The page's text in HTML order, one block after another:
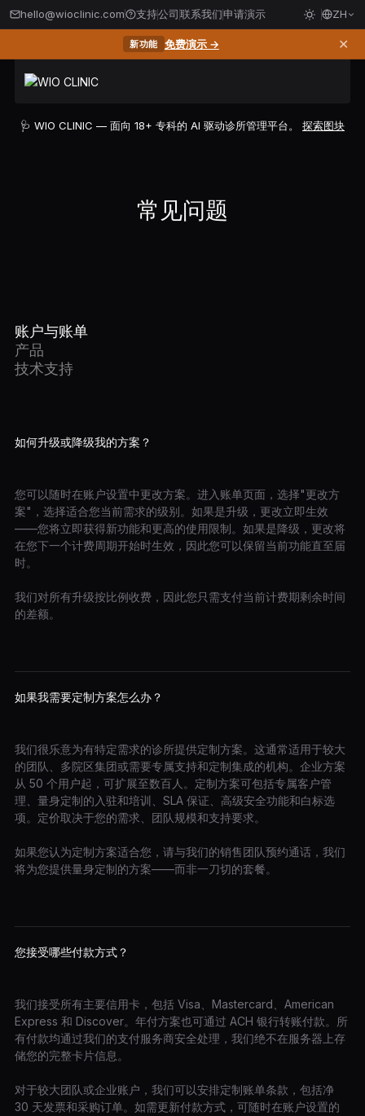
hello@wioclinic.com 支持公司联系我们申请演示 ZH
新功能 免费演示 → ✕
🩺 WIO CLINIC — 面向 18+ 专科的 AI 驱动诊所管理平台。 探索图块
常见问题
账户与账单
产品
技术支持
如何升级或降级我的方案？
您可以随时在账户设置中更改方案。进入账单页面，选择"更改方
案"，选择适合您当前需求的级别。如果是升级，更改立即生效
——您将立即获得新功能和更高的使用限制。如果是降级，更改将
在您下一个计费周期开始时生效，因此您可以保留当前功能直至届
时。
我们对所有升级按比例收费，因此您只需支付当前计费期剩余时间
的差额。
如果我需要定制方案怎么办？
我们很乐意为有特定需求的诊所提供定制方案。这通常适用于较大
的团队、多院区集团或需要专属支持和定制集成的机构。企业方案
从 50 个用户起，可扩展至数百人。定制方案可包括专属客户管
理、量身定制的入驻和培训、SLA 保证、高级安全功能和白标选
项。定价取决于您的需求、团队规模和支持要求。
如果您认为定制方案适合您，请与我们的销售团队预约通话，我们
将为您提供量身定制的方案——而非一刀切的套餐。
您接受哪些付款方式？
我们接受所有主要信用卡，包括 Visa、Mastercard、American
Express 和 Discover。年付方案也可通过 ACH 银行转账付款。所
有付款均通过我们的支付服务商安全处理，我们绝不在服务器上存
储您的完整卡片信息。
对于较大团队或企业账户，我们可以安排定制账单条款，包括净
30 天发票和采购订单。如需更新付款方式，可随时在账户设置的